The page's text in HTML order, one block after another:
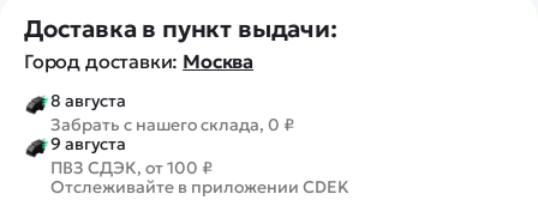
Доставка в пункт выдачи:
Город доставки: Москва
8 августа
Забрать с нашего склада, 0 ₽
9 августа
ПВЗ СДЭК, от 100 ₽
Отслеживайте в приложении CDEK